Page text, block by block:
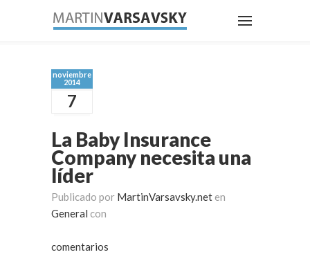
noviembre
2014
7
La Baby Insurance
Company necesita una
líder
Publicado por MartinVarsavsky.net en
General con
comentarios